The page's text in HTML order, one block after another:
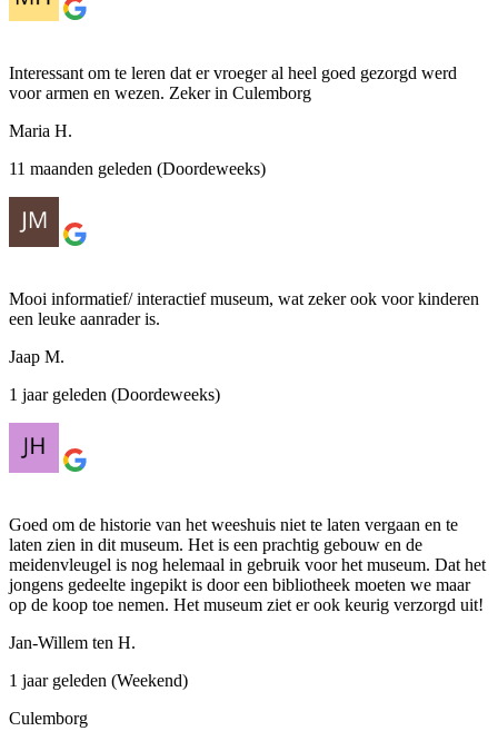
Interessant om te leren dat er vroeger al heel goed gezorgd werd
voor armen en wezen. Zeker in Culemborg
Maria H.
11 maanden geleden (Doordeweeks)
Mooi informatief/ interactief museum, wat zeker ook voor kinderen
een leuke aanrader is.
Jaap M.
1 jaar geleden (Doordeweeks)
Goed om de historie van het weeshuis niet te laten vergaan en te
laten zien in dit museum. Het is een prachtig gebouw en de
meidenvleugel is nog helemaal in gebruik voor het museum. Dat het
jongens gedeelte ingepikt is door een bibliotheek moeten we maar
op de koop toe nemen. Het museum ziet er ook keurig verzorgd uit!
Jan-Willem ten H.
1 jaar geleden (Weekend)
Culemborg